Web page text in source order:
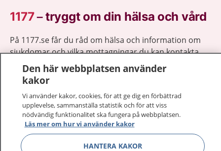
1177–tryggt om din hälsa och vård
På 1177.se får du råd om hälsa och information om
sjukdomar och vilka mottagningar du kan kontakta.
Logga in för att läsa din journal och göra dina
vårdärenden. Ring telefonnummer 1177 för
sjukvårdsrådgivning dygnet runt.
1177 ger dig råd när du vill må bättre.
Den här webbplatsen använder
kakor
Vi använder kakor, cookies, för att ge dig en förbättrad
upplevelse, sammanställa statistik och för att viss
nödvändig funktionalitet ska fungera på webbplatsen.
Läs mer om hur vi använder kakor
HANTERA KAKOR